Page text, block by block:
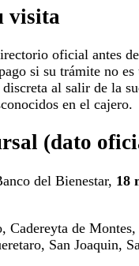
visita
oficial antes
si su trámite no es
al salir de la
en el cajero.
(dato
del Bienestar, 18
de
San Joaquin,